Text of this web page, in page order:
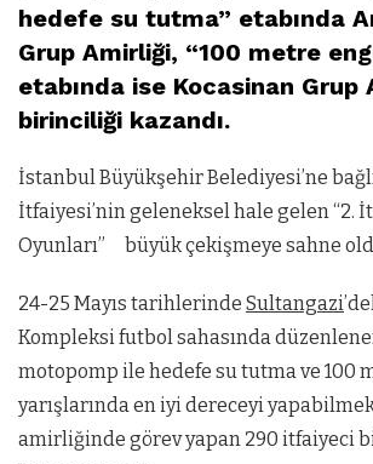
hedefe su tutma” etabında
Grup Amirliği, “100 metre
etabında ise Kocasinan Grup
birinciliği kazandı.
İstanbul Büyükşehir Belediyesi’ne
İtfaiyesi’nin geleneksel hale gelen “2.
Oyunları” büyük çekişmeye sahne
24-25 Mayıs tarihlerinde Sultangazi
Kompleksi futbol sahasında
motopomp ile hedefe su tutma ve 100
yarışlarında en iyi dereceyi
amirliğinde görev yapan 290 itfaiyeci